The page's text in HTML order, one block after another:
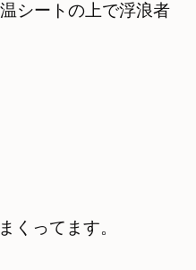
シートの上で浮浪者
くってます。